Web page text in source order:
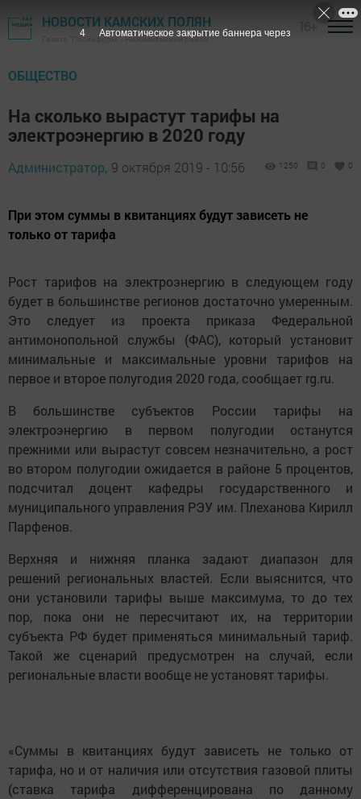
НОВОСТИ КАМСКИХ ПОЛЯН
Газета "Посинформ" - Нижнекамский район
ОБЩЕСТВО
На сколько вырастут тарифы на
электроэнергию в 2020 году
Администратор, 9 октября 2019 - 10:56 1250 0 0
При этом суммы в квитанциях будут зависеть не
только от тарифа
Рост тарифов на электроэнергию в следующем году
будет в большинстве регионов достаточно умеренным.
Это следует из проекта приказа Федеральной
антимонопольной службы (ФАС), который установит
минимальные и максимальные уровни тарифов на
первое и второе полугодия 2020 года, сообщает rg.ru.
В большинстве субъектов России тарифы на
электроэнергию в первом полугодии останутся
прежними или вырастут совсем незначительно, а рост
во втором полугодии ожидается в районе 5 процентов,
подсчитал доцент кафедры государственного и
муниципального управления РЭУ им. Плеханова Кирилл
Парфенов.
Верхняя и нижняя планка задают диапазон для
решений региональных властей. Если выяснится, что
они установили тарифы выше максимума, то до тех
пор, пока они не пересчитают их, на территории
субъекта РФ будет применяться минимальный тариф.
Такой же сценарий предусмотрен на случай, если
региональные власти вообще не установят тарифы.
«Суммы в квитанциях будут зависеть не только от
тарифа, но и от наличия или отсутствия газовой плиты
(ставка тарифа дифференцирована по данному
3 Автоматическое закрытие баннера через